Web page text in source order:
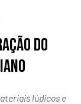
do
lúdicos e